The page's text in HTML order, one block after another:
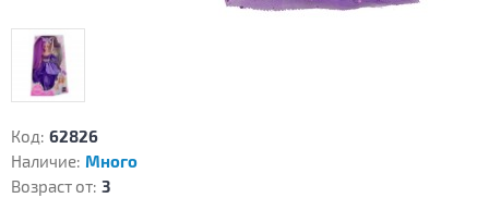
Код: 62826
Наличие: Много
Возраст от: 3